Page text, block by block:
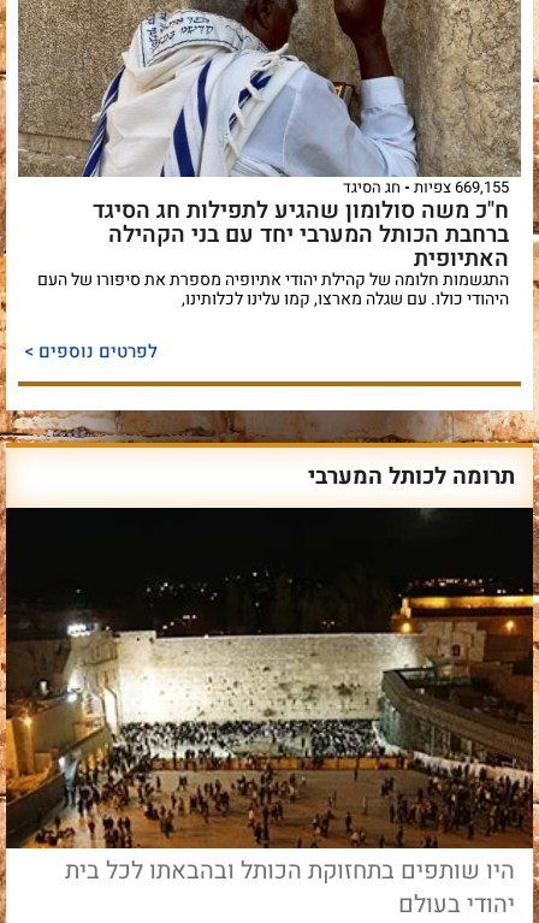
669,155 צפיות חג הסיגד
ח"כ משה סולומון שהגיע לתפילות חג הסיגד
ברחבת הכותל המערבי יחד עם בני הקהילה
האתיופית
התגשמות חלומה של קהילת יהודי אתיופיה מספרת את סיפורו של העם
היהודי כולו. עם שגלה מארצו, קמו עלינו לכלותינו,
לפרטים נוספים >
תרומה לכותל המערבי
היו שותפים בתחזוקת הכותל ובהבאתו לכל בית
יהודי בעולם